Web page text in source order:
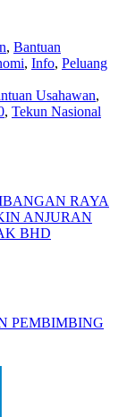
, Bantuan
, Info, Peluang
Usahawan,
, Tekun Nasional
RAYA
ANJURAN
BHD
PEMBIMBING